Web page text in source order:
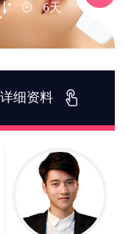
6天
细资料